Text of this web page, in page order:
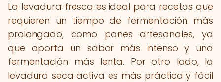
La levadura fresca es ideal para recetas que
requieren un tiempo de fermentación más
prolongado, como panes artesanales, ya
que aporta un sabor más intenso y una
fermentación más lenta. Por otro lado, la
levadura seca activa es más práctica y fácil